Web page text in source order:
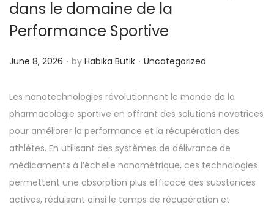
dans le domaine de la
Performance Sportive
P
s
t
e
d
o
n
June 8, 2026 . by Habika Butik . P
s
t
e
d
i
n
Uncategorized
Les nanotechnologies révolutionnent le monde de la
pharmacologie sportive en offrant des solutions novatrices
pour améliorer la performance et la récupération des
athlètes. En utilisant des systèmes de délivrance de
médicaments à l’échelle nanométrique, ces technologies
permettent une absorption plus efficace des substances
actives, réduisant ainsi le temps de récupération et